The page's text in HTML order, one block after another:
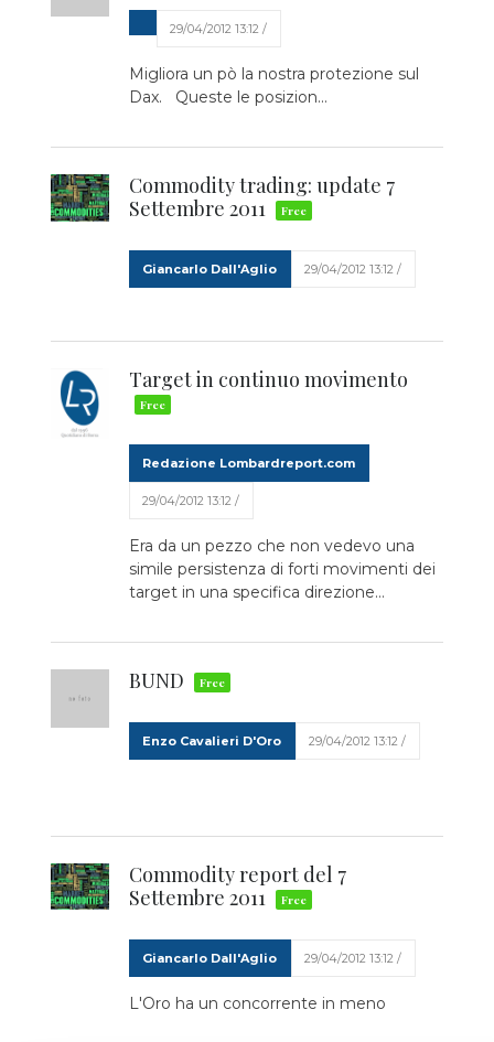
29/04/2012 13:12 /
Migliora un pò la nostra protezione sul
Dax. Queste le posizion...
Commodity trading: update 7
Settembre 2011
Giancarlo Dall'Aglio 29/04/2012 13:12 /
Target in continuo movimento
Redazione Lombardreport.com
29/04/2012 13:12 /
Era da un pezzo che non vedevo una
simile persistenza di forti movimenti dei
target in una specifica direzione…
BUND
Enzo Cavalieri D'Oro 29/04/2012 13:12 /
Commodity report del 7
Settembre 2011
Giancarlo Dall'Aglio 29/04/2012 13:12 /
L'Oro ha un concorrente in meno